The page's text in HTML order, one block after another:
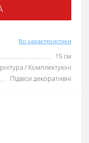
Всі характеристики
15 см
/ Комплектуючі
Підвіси декоративні